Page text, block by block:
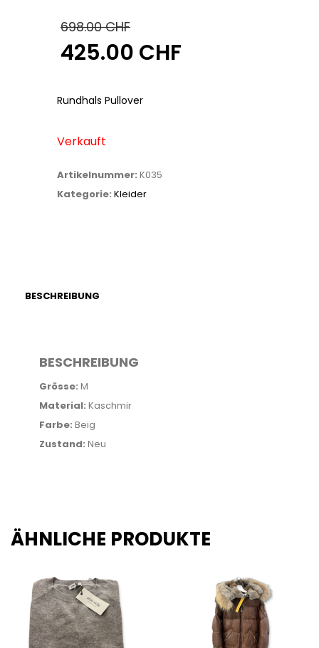
698.00CHF
Ursprünglicher
war:
698.00 CHF
425.00 CHF
Preis
ist:
Rundhals Pullover
Verkauft
Artikelnummer: K035
Kategorie: Kleider
BESCHREIBUNG
BESCHREIBUNG
Grösse: M
Material: Kaschmir
Farbe: Beig
Zustand: Neu
ÄHNLICHE PRODUKTE